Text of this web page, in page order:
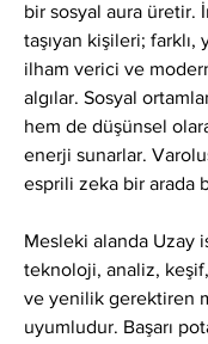
bir sosyal aura üretir.
taşıyan kişileri; farklı,
ilham verici ve
algılar. Sosyal
hem de düşünsel
enerji sunarlar.
esprili zeka bir arada
Mesleki alanda Uzay
teknoloji, analiz,
ve yenilik gerektiren
uyumludur. Başarı